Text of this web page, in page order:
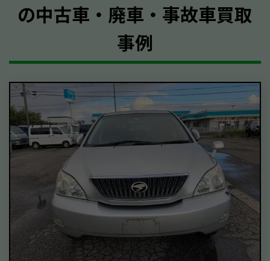
の中古車・廃車・事故車買取
事例